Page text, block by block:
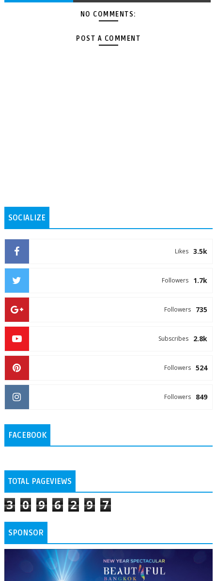
NO COMMENTS:
POST A COMMENT
SOCIALIZE
3.5k
Likes
1.7k
Followers
735
Followers
2.8k
Subscribes
524
Followers
849
Followers
FACEBOOK
TOTAL PAGEVIEWS
3 0 9 6 2 9 7
SPONSOR